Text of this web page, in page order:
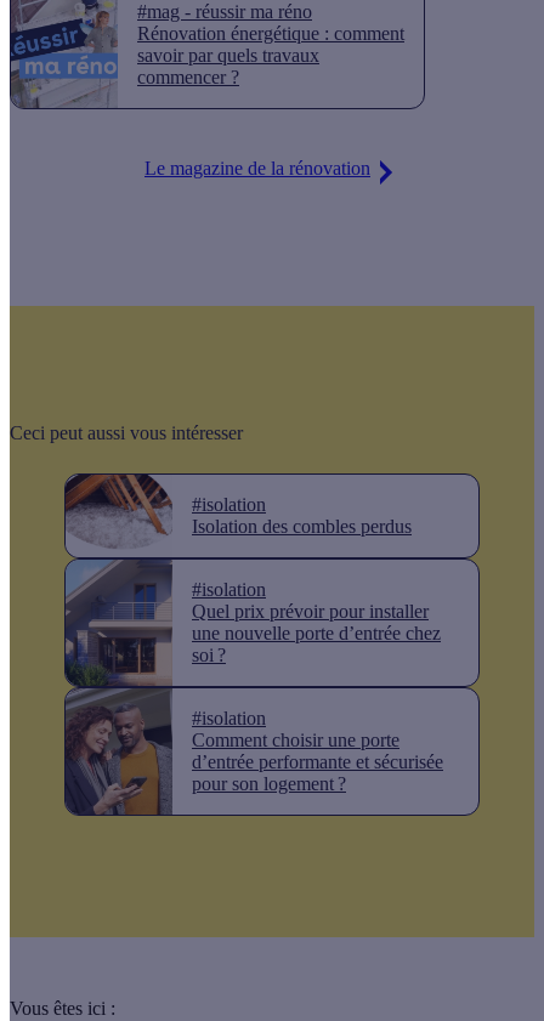
#mag - réussir ma réno
Rénovation énergétique : comment
savoir par quels travaux
commencer ?
Le magazine de la rénovation
Ceci peut aussi vous intéresser
#isolation
Isolation des combles perdus
#isolation
Quel prix prévoir pour installer
une nouvelle porte d’entrée chez
soi ?
#isolation
Comment choisir une porte
d’entrée performante et sécurisée
pour son logement ?
Vous êtes ici :